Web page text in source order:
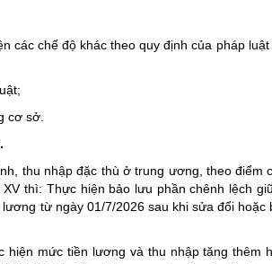
chế độ khác theo quy định của pháp
cơ sở.
thu nhập đặc thù ở trung ương, theo điểm
thì: Thực hiện bảo lưu phần chênh lệch
từ ngày 01/7/2026 sau khi sửa đổi hoặc
mức tiền lương và thu nhập tăng thêm